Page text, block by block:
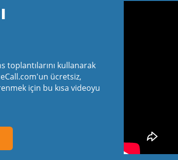
toplantılarını kullanarak
ücretsiz,
için bu kısa videoyu